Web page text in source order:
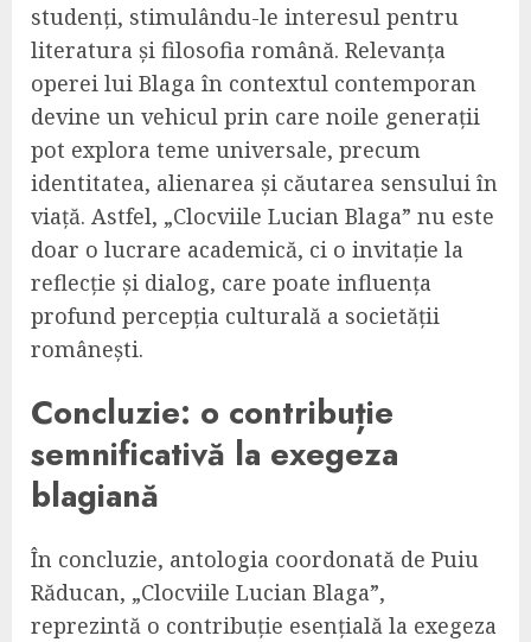
studenți, stimulându-le interesul pentru
literatura și filosofia română. Relevanța
operei lui Blaga în contextul contemporan
devine un vehicul prin care noile generații
pot explora teme universale, precum
identitatea, alienarea și căutarea sensului în
viață. Astfel, „Clocviile Lucian Blaga” nu este
doar o lucrare academică, ci o invitație la
reflecție și dialog, care poate influența
profund percepția culturală a societății
românești.
Concluzie: o contribuție
semnificativă la exegeza
blagiană
În concluzie, antologia coordonată de Puiu
Răducan, „Clocviile Lucian Blaga”,
reprezintă o contribuție esențială la exegeza